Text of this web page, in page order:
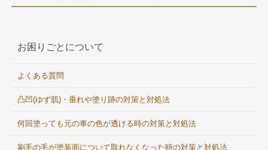
お困りごとについて
よくある質問
凸凹(ゆず肌)・垂れや塗り跡の対策と対処法
何回塗っても元の車の色が透ける時の対策と対処法
刷毛の毛が塗装面について取れなくなった時の対策と対処法